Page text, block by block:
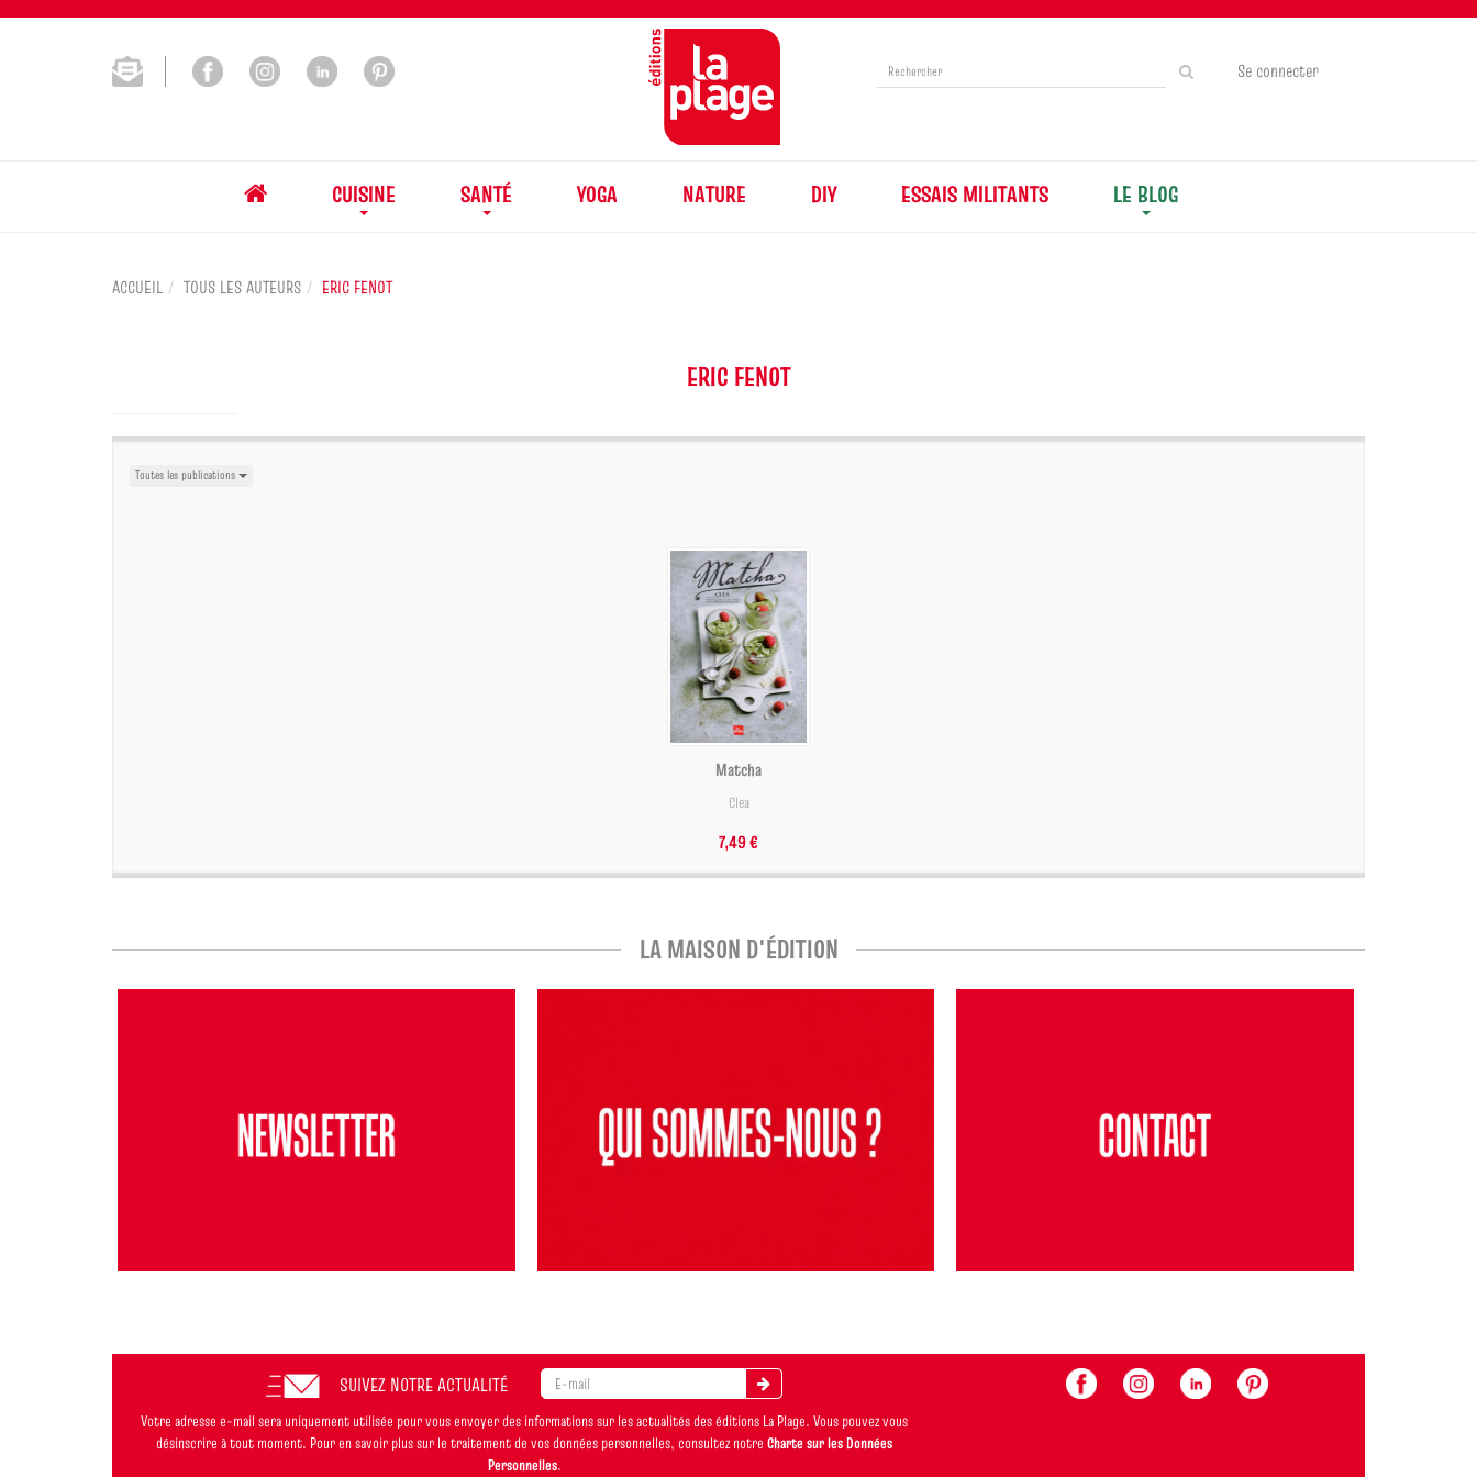
Se connecter
CUISINE SANTÉ YOGA NATURE DIY ESSAIS MILITANTS LE BLOG
ACCUEIL TOUS LES AUTEURS ERIC FENOT
ERIC FENOT
Toutes les publications
Matcha
Clea
7,49 €
LA MAISON D'ÉDITION
SUIVEZ NOTRE ACTUALITÉ
Votre adresse e-mail sera uniquement utilisée pour vous envoyer des informations sur les actualités des éditions La Plage. Vous pouvez vous
désinscrire à tout moment. Pour en savoir plus sur le traitement de vos données personnelles, consultez notre Charte sur les Données
Personnelles.